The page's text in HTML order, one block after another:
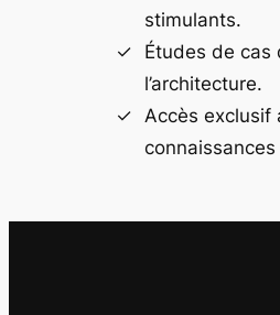
stimulants.
Études de cas
l’architecture.
Accès exclusif